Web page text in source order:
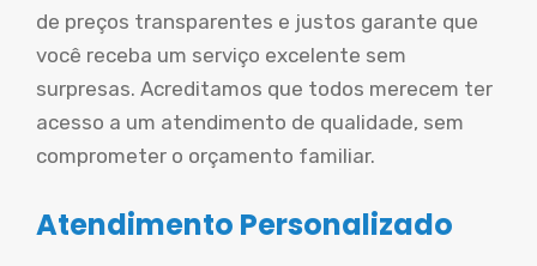
de preços transparentes e justos garante que
você receba um serviço excelente sem
surpresas. Acreditamos que todos merecem ter
acesso a um atendimento de qualidade, sem
comprometer o orçamento familiar.
Atendimento Personalizado